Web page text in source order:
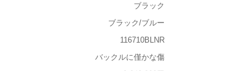
ブラック
ブラック/ブルー
116710BLNR
バックルに僅かな傷
大きい